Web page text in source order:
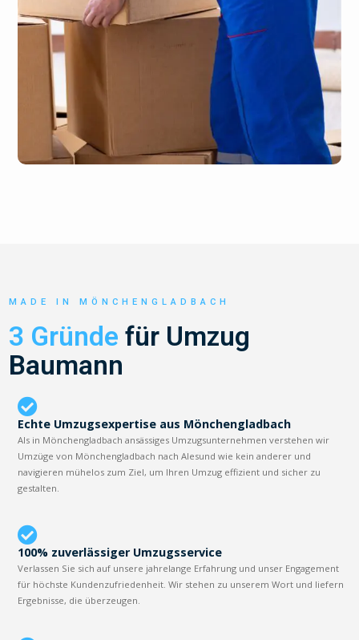
MADE IN MÖNCHENGLADBACH
3 Gründe für Umzug
Baumann
Echte Umzugsexpertise aus Mönchengladbach
Als in Mönchengladbach ansässiges Umzugsunternehmen verstehen wir
Umzüge von Mönchengladbach nach Alesund wie kein anderer und
navigieren mühelos zum Ziel, um Ihren Umzug effizient und sicher zu
gestalten.
100% zuverlässiger Umzugsservice
Verlassen Sie sich auf unsere jahrelange Erfahrung und unser Engagement
für höchste Kundenzufriedenheit. Wir stehen zu unserem Wort und liefern
Ergebnisse, die überzeugen.